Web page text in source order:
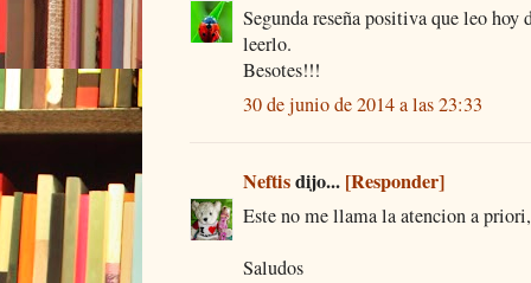
Segunda reseña positiva que leo hoy
leerlo.
Besotes!!!
30 de junio de 2014 a las 23:33
Neftisdijo... [Responder]
Este no me llama la atencion a
Saludos